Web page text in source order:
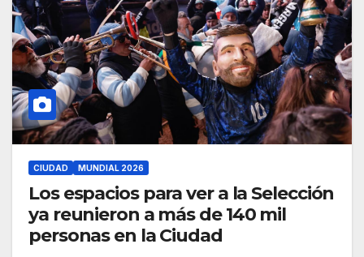
CIUDAD MUNDIAL 2026
Los espacios para ver a la Selección
ya reunieron a más de 140 mil
personas en la Ciudad